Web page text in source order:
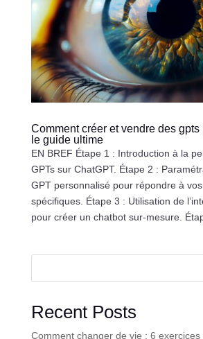
Comment créer et vendre des
le guide ultime
EN BREF Étape 1 : Introduction à la
GPTs sur ChatGPT. Étape 2 :
GPT personnalisé pour répondre à
spécifiques. Étape 3 : Utilisation de
pour créer un chatbot sur-mesure.
Recent Posts
Comment changer de vie : 6 exercices